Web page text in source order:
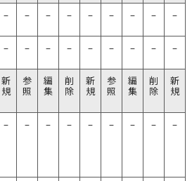
– – – – – – – – –
– – – – – – – – –
新
規
参
照
編
集
削
除
新
規
参
照
編
集
削
除
新
規
– – – – – – – – –